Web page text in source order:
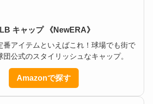
キャップ 《NewERA》
番アイテムといえばこれ！球場でも街で
団公式のスタイリッシュなキャップ。
Amazonで探す